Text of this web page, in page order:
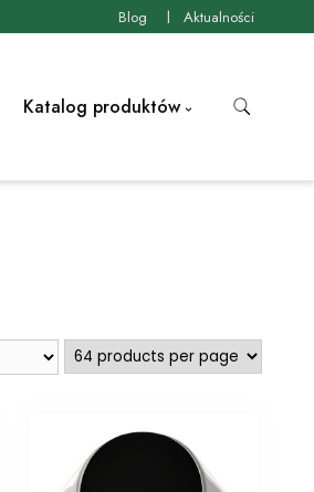
Blog Aktualności
Katalog produktów